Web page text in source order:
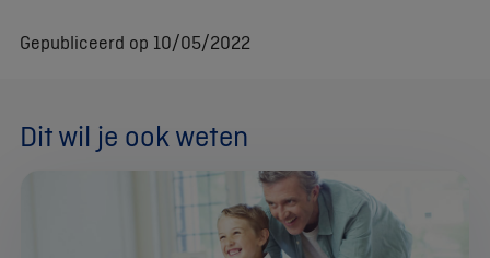
Gepubliceerd op 10/05/2022
Dit wil je ook weten